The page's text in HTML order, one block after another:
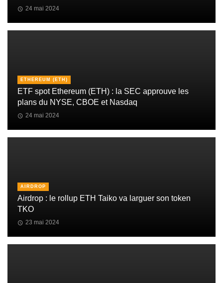
24 mai 2024
ETHEREUM (ETH)
ETF spot Ethereum (ETH) : la SEC approuve les
plans du NYSE, CBOE et Nasdaq
24 mai 2024
AIRDROP
Airdrop : le rollup ETH Taiko va larguer son token
TKO
23 mai 2024